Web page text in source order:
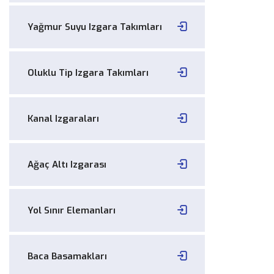
Yağmur Suyu Izgara Takımları
Oluklu Tip Izgara Takımları
Kanal Izgaraları
Ağaç Altı Izgarası
Yol Sınır Elemanları
Baca Basamakları